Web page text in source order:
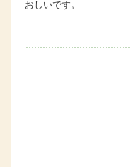
おしいです。